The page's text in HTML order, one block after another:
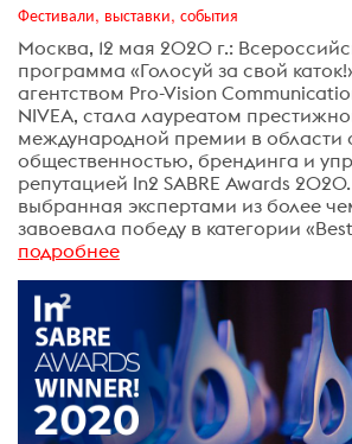
Фестивали, выставки, события
Москва, 12 мая 2020 г.:
программа «Голосуй за свой
агентством Pro-Vision
NIVEA, стала лауреатом
международной премии в области
общественностью, брендинга и
репутацией In2 SABRE Awards
выбранная экспертами из более
завоевала победу в категории
подробнее